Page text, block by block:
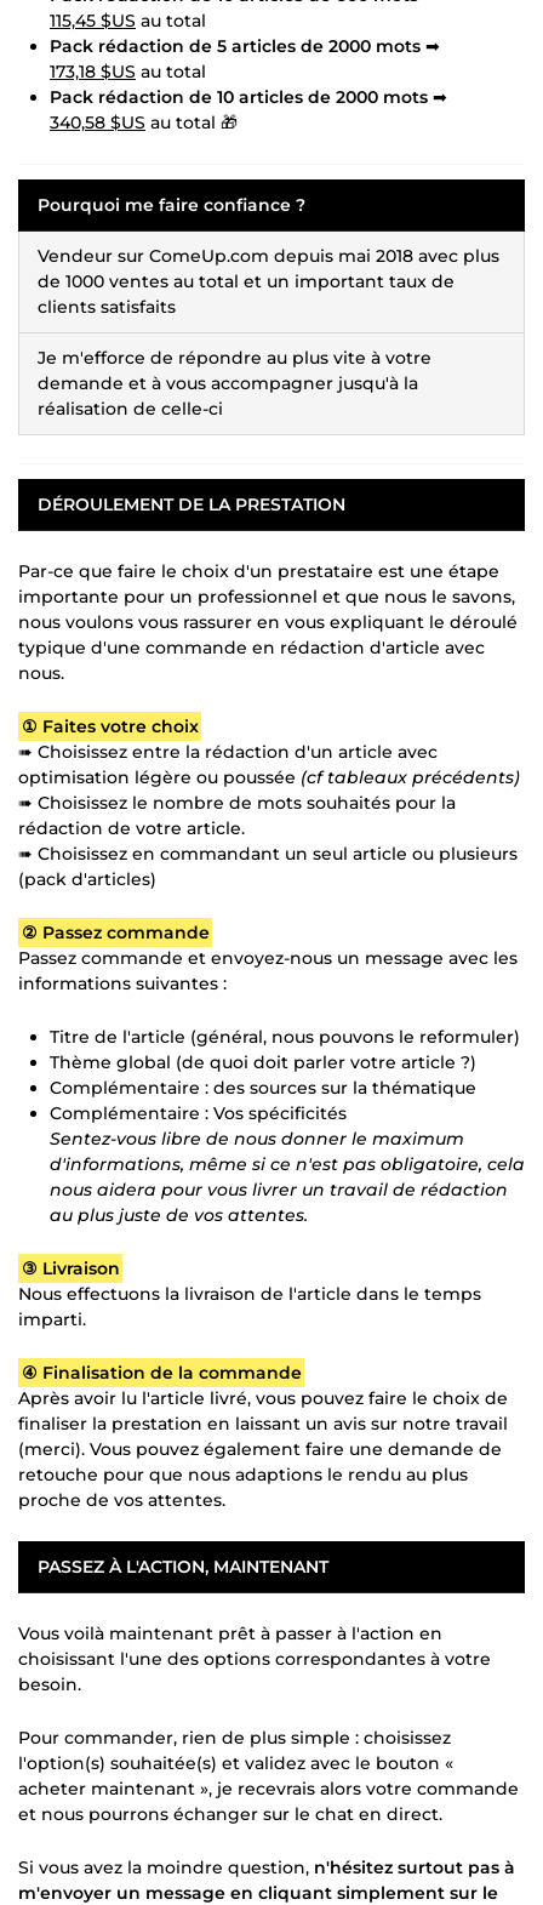
115,45 $US au total
Pack rédaction de 5 articles de 2000 mots ➡
173,18 $US au total
Pack rédaction de 10 articles de 2000 mots ➡
340,58 $US au total 🎁
Pourquoi me faire confiance ?
Vendeur sur ComeUp.com depuis mai 2018 avec plus
de 1000 ventes au total et un important taux de
clients satisfaits
Je m'efforce de répondre au plus vite à votre
demande et à vous accompagner jusqu'à la
réalisation de celle-ci
DÉROULEMENT DE LA PRESTATION
Par-ce que faire le choix d'un prestataire est une étape
importante pour un professionnel et que nous le savons,
nous voulons vous rassurer en vous expliquant le déroulé
typique d'une commande en rédaction d'article avec
nous.
① Faites votre choix
➠ Choisissez entre la rédaction d'un article avec
optimisation légère ou poussée (cf tableaux précédents)
➠ Choisissez le nombre de mots souhaités pour la
rédaction de votre article.
➠ Choisissez en commandant un seul article ou plusieurs
(pack d'articles)
② Passez commande
Passez commande et envoyez-nous un message avec les
informations suivantes :
Titre de l'article (général, nous pouvons le reformuler)
Thème global (de quoi doit parler votre article ?)
Complémentaire : des sources sur la thématique
Complémentaire : Vos spécificités
Sentez-vous libre de nous donner le maximum
d'informations, même si ce n'est pas obligatoire, cela
nous aidera pour vous livrer un travail de rédaction
au plus juste de vos attentes.
③ Livraison
Nous effectuons la livraison de l'article dans le temps
imparti.
④ Finalisation de la commande
Après avoir lu l'article livré, vous pouvez faire le choix de
finaliser la prestation en laissant un avis sur notre travail
(merci). Vous pouvez également faire une demande de
retouche pour que nous adaptions le rendu au plus
proche de vos attentes.
PASSEZ À L'ACTION, MAINTENANT
Vous voilà maintenant prêt à passer à l'action en
choisissant l'une des options correspondantes à votre
besoin.
Pour commander, rien de plus simple : choisissez
l'option(s) souhaitée(s) et validez avec le bouton «
acheter maintenant », je recevrais alors votre commande
et nous pourrons échanger sur le chat en direct.
Si vous avez la moindre question, n'hésitez surtout pas à
m'envoyer un message en cliquant simplement sur le